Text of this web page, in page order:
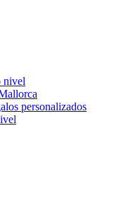
nivel
personalizados